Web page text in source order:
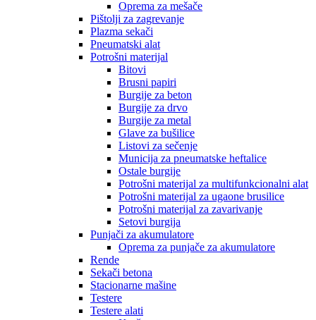
Oprema za mešače
Pištolji za zagrevanje
Plazma sekači
Pneumatski alat
Potrošni materijal
Bitovi
Brusni papiri
Burgije za beton
Burgije za drvo
Burgije za metal
Glave za bušilice
Listovi za sečenje
Municija za pneumatske heftalice
Ostale burgije
Potrošni materijal za multifunkcionalni alat
Potrošni materijal za ugaone brusilice
Potrošni materijal za zavarivanje
Setovi burgija
Punjači za akumulatore
Oprema za punjače za akumulatore
Rende
Sekači betona
Stacionarne mašine
Testere
Testere alati